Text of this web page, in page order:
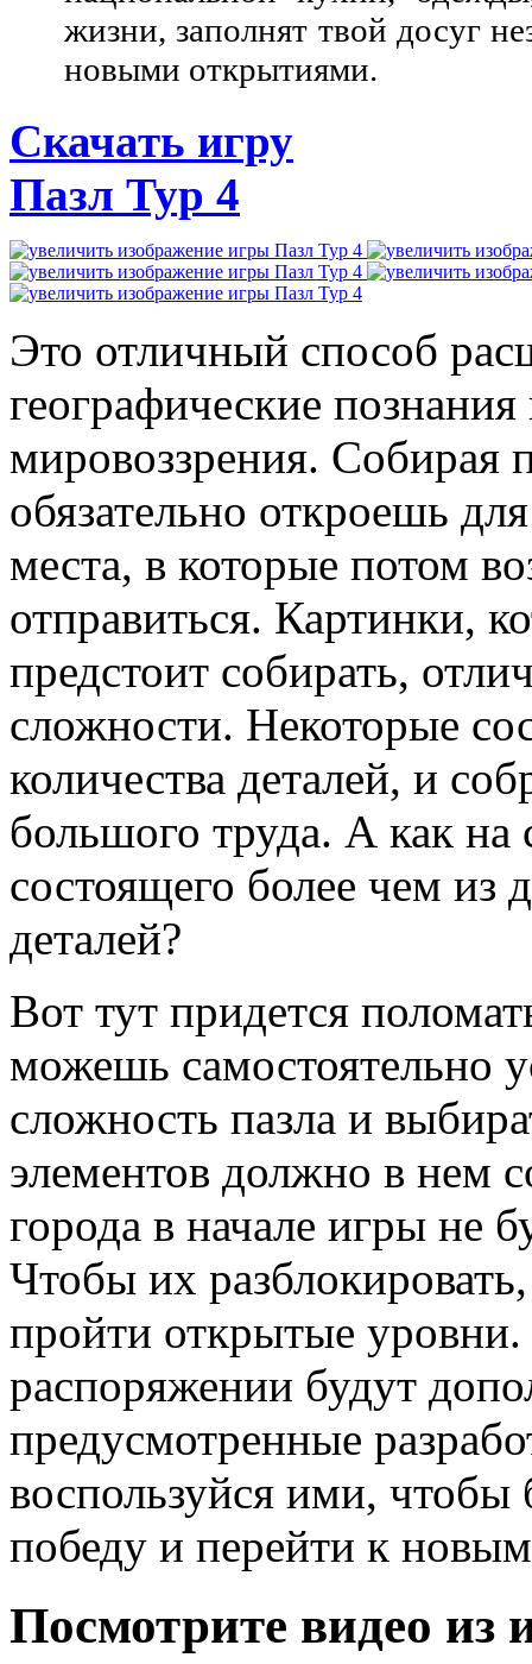
жизни, заполнят твой досуг
новыми открытиями.
Скачать игру
Пазл Тур 4
Это отличный способ
географические
мировоззрения. Собирая
обязательно откроешь
места, в которые потом
отправиться. Картинки,
предстоит собирать,
сложности. Некоторые
количества деталей, и
большого труда. А как на
состоящего более чем из
деталей?
Вот тут придется
можешь самостоятельно
сложность пазла и
элементов должно в нем
города в начале игры не
Чтобы их
пройти открытые
распоряжении будут
предусмотренные
воспользуйся ими, чтобы
победу и перейти к
Посмотрите видео из